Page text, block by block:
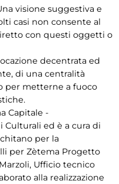
visione suggestiva e
casi non consente al
con questi oggetti o
decentrata ed
di una centralità
per metterne a fuoco
Capitale -
Culturali ed è a cura di
per la
per Zètema Progetto
Ufficio tecnico
alla realizzazione